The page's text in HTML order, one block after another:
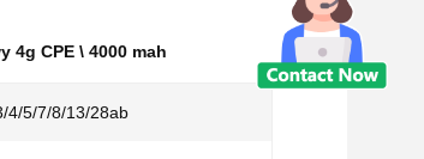
4g CPE \ 4000 mah
4/5/7/8/13/28ab